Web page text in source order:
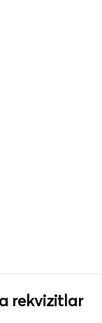
rekvizitlar